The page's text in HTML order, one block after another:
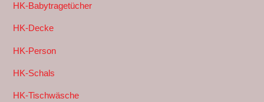
HK-Babytragetücher
HK-Decke
HK-Person
HK-Schals
HK-Tischwäsche